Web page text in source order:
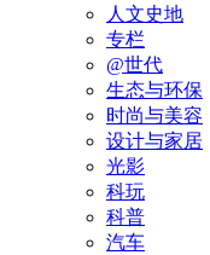
人文史地
专栏
@世代
生态与环保
时尚与美容
设计与家居
光影
科玩
科普
汽车